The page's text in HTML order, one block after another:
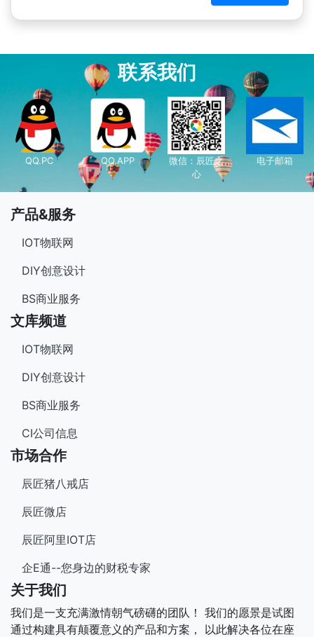
联系我们
QQ.PC QQ.APP
微信：辰匠之
心
电子邮箱
产品&服务
IOT物联网
DIY创意设计
BS商业服务
文库频道
IOT物联网
DIY创意设计
BS商业服务
CI公司信息
市场合作
辰匠猪八戒店
辰匠微店
辰匠阿里IOT店
企E通--您身边的财税专家
关于我们
我们是一支充满激情朝气磅礴的团队！ 我们的愿景是试图
通过构建具有颠覆意义的产品和方案， 以此解决各位在座